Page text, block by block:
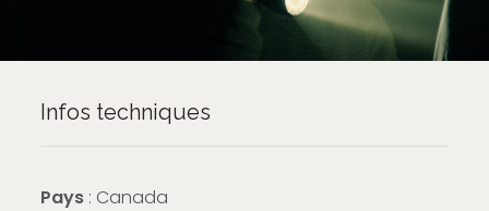
Infos techniques
Pays : Canada